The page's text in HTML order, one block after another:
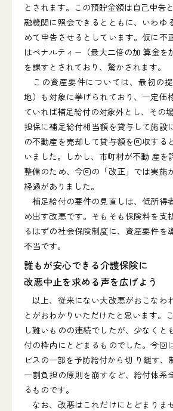
とされます。この預貯金額は自己申告
融機関に照会できるとともに、いわゆ
めて申告させるとしています。仮に不
はペナルティー（最大二倍の加 算金を
を課すとされており、驚かされます。
この資産要件については、最初の
地）も対象に挙げられており、一定価
ていれば補足給付の対象外とし、その
担保に補足給付相当額を貸与して施設
の不動産を売却して貸与額を回収する
いました。しかし、市町村が不動 産を
整備のため、今回の「改正」では実施
経過がありました。
補足給付の要件の見直しは、低所得
め出す改悪です。そもそも保険料を支
るはずの社会保険制度に、資産要件を
不当です。
誰もが安心できる介護保険に
改悪中止を求める声を広げよう
以上、従来にない大改悪がおこなわ
とがおわかりいただけたと思います。
し難いものの連続でしたが、少なくと
付の枠内にとどまるものでした。今回
ビスの一部を予防給付から切 り離す、
一割負担の原則を崩すなど、給付体系
るものです。
なお、改悪はこれだけにとどまりま